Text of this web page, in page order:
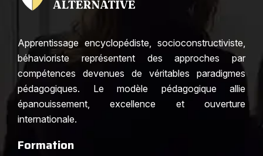
Apprentissage encyclopédiste, socioconstructiviste,
béhavioriste représentent des approches par
compétences devenues de véritables paradigmes
pédagogiques. Le modèle pédagogique allie
épanouissement, excellence et ouverture
internationale.
Formation